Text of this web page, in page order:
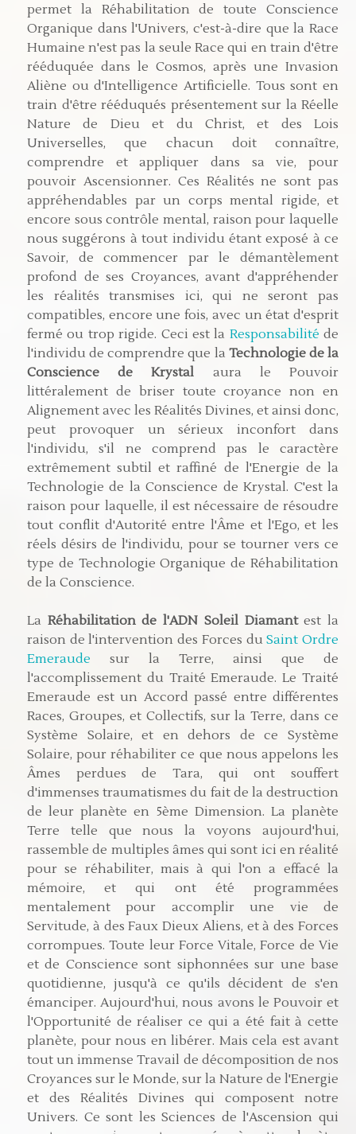
permet la Réhabilitation de toute Conscience
Organique dans l'Univers, c'est-à-dire que la Race
Humaine n'est pas la seule Race qui en train d'être
rééduquée dans le Cosmos, après une Invasion
Aliène ou d'Intelligence Artificielle. Tous sont en
train d'être rééduqués présentement sur la Réelle
Nature de Dieu et du Christ, et des Lois
Universelles, que chacun doit connaître,
comprendre et appliquer dans sa vie, pour
pouvoir Ascensionner. Ces Réalités ne sont pas
appréhendables par un corps mental rigide, et
encore sous contrôle mental, raison pour laquelle
nous suggérons à tout individu étant exposé à ce
Savoir, de commencer par le démantèlement
profond de ses Croyances, avant d'appréhender
les réalités transmises ici, qui ne seront pas
compatibles, encore une fois, avec un état d'esprit
fermé ou trop rigide. Ceci est la Responsabilité de
l'individu de comprendre que la Technologie de la
Conscience de Krystal aura le Pouvoir
littéralement de briser toute croyance non en
Alignement avec les Réalités Divines, et ainsi donc,
peut provoquer un sérieux inconfort dans
l'individu, s'il ne comprend pas le caractère
extrêmement subtil et raffiné de l'Energie de la
Technologie de la Conscience de Krystal. C'est la
raison pour laquelle, il est nécessaire de résoudre
tout conflit d'Autorité entre l'Âme et l'Ego, et les
réels désirs de l'individu, pour se tourner vers ce
type de Technologie Organique de Réhabilitation
de la Conscience.
La Réhabilitation de l'ADN Soleil Diamantest la
raison de l'intervention des Forces duSaint Ordre
Emeraude sur la Terre, ainsi que de
l'accomplissement du Traité Emeraude. Le Traité
Emeraude est un Accord passé entre différentes
Races, Groupes, et Collectifs, sur la Terre, dans ce
Système Solaire, et en dehors de ce Système
Solaire, pour réhabiliter ce que nous appelons les
Âmes perdues de Tara, qui ont souffert
d'immenses traumatismes du fait de la destruction
de leur planète en 5ème Dimension. La planète
Terre telle que nous la voyons aujourd'hui,
rassemble de multiples âmes qui sont ici en réalité
pour se réhabiliter, mais à qui l'on a effacé la
mémoire, et qui ont été programmées
mentalement pour accomplir une vie de
Servitude, à des Faux Dieux Aliens, et à des Forces
corrompues. Toute leur Force Vitale, Force de Vie
et de Conscience sont siphonnées sur une base
quotidienne, jusqu'à ce qu'ils décident de s'en
émanciper. Aujourd'hui, nous avons le Pouvoir et
l'Opportunité de réaliser ce qui a été fait à cette
planète, pour nous en libérer. Mais cela est avant
tout un immense Travail de décomposition de nos
Croyances sur le Monde, sur la Nature de l'Energie
et des Réalités Divines qui composent notre
Univers. Ce sont les Sciences de l'Ascension qui